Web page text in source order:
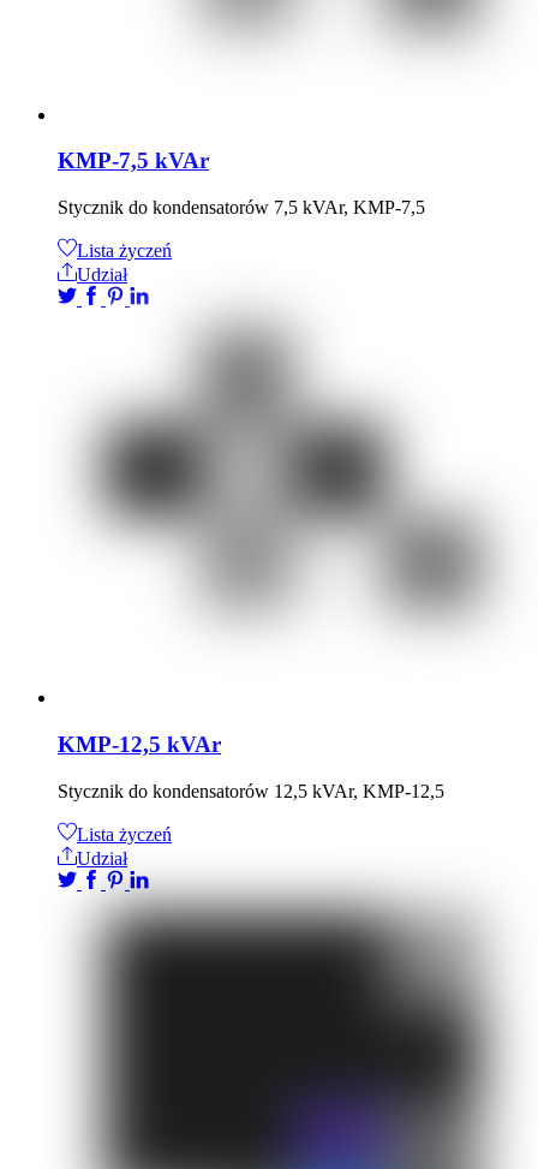
KMP-7,5 kVAr
Stycznik do kondensatorów 7,5 kVAr, KMP-7,5
Lista życzeń
Udział
KMP-12,5 kVAr
Stycznik do kondensatorów 12,5 kVAr, KMP-12,5
Lista życzeń
Udział